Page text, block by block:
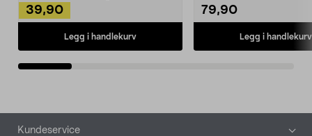
39,90
Legg i handlekurv
79,90
Legg i handlekurv
Bunntekst
Kundeservice